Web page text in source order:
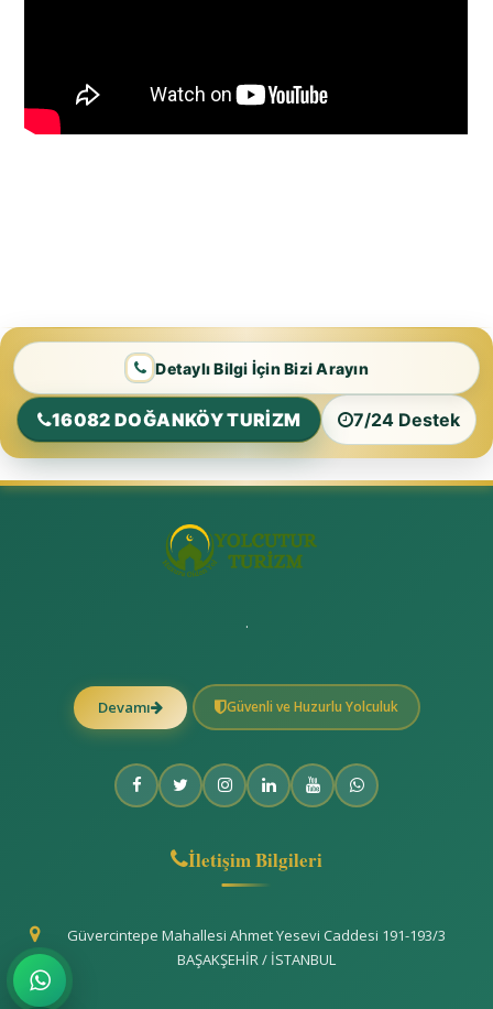
Detaylı Bilgi İçin Bizi Arayın
16082 DOĞANKÖY TURİZM 7/24 Destek
.
Devamı Güvenli ve Huzurlu Yolculuk
İletişim Bilgileri
Güvercintepe Mahallesi Ahmet Yesevi Caddesi 191-193/3
BAŞAKŞEHİR / İSTANBUL